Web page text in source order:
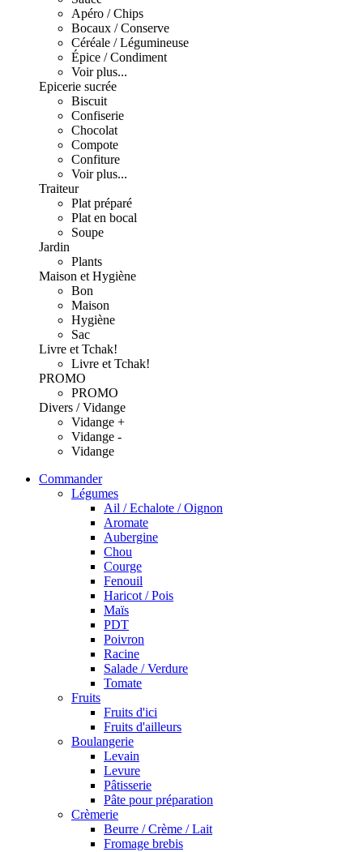
Apéro / Chips
Bocaux / Conserve
Céréale / Légumineuse
Épice / Condiment
Voir plus...
Epicerie sucrée
Biscuit
Confiserie
Chocolat
Compote
Confiture
Voir plus...
Traiteur
Plat préparé
Plat en bocal
Soupe
Jardin
Plants
Maison et Hygiène
Bon
Maison
Hygiène
Sac
Livre et Tchak!
Livre et Tchak!
PROMO
PROMO
Divers / Vidange
Vidange +
Vidange -
Vidange
Commander
Légumes
Ail / Echalote / Oignon
Aromate
Aubergine
Chou
Courge
Fenouil
Haricot / Pois
Maïs
PDT
Poivron
Racine
Salade / Verdure
Tomate
Fruits
Fruits d'ici
Fruits d'ailleurs
Boulangerie
Levain
Levure
Pâtisserie
Pâte pour préparation
Crèmerie
Beurre / Crème / Lait
Fromage brebis